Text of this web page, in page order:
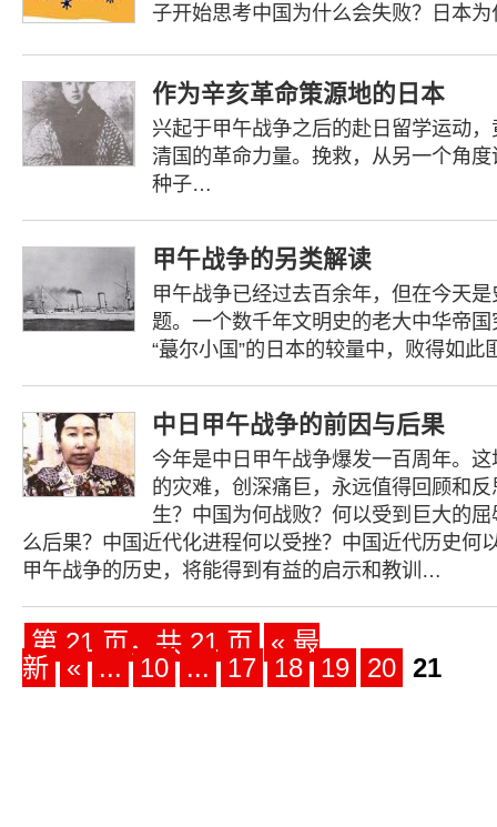
子开始思考中国为什么会失败？日本
作为辛亥革命策源地的日本
兴起于甲午战争之后的赴日留学运动
清国的革命力量。挽救，从另一个角
种子…
甲午战争的另类解读
甲午战争已经过去百余年，但在今天
题。一个数千年文明史的老大中华帝
“蕞尔小国”的日本的较量中，败得如
中日甲午战争的前因与后果
今年是中日甲午战争爆发一百周年。
的灾难，创深痛巨，永远值得回顾和
生？中国为何战败？何以受到巨大的
么后果？中国近代化进程何以受挫？中国近代历史何
甲午战争的历史，将能得到有益的启示和教训…
第 21 页，共 21 页
« 最
新
« ... 10 ... 17 18 19 20 21